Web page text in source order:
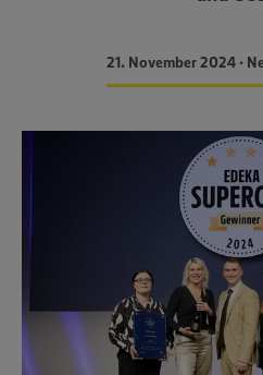
21. November 2024 •